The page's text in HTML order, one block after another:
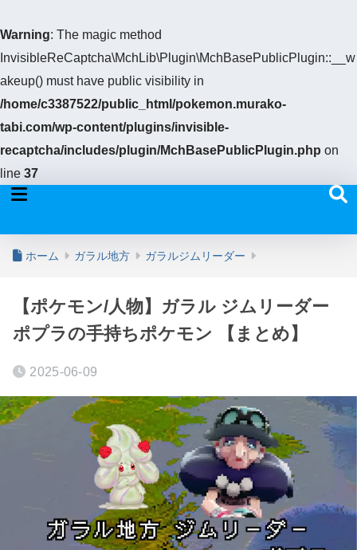
Warning: The magic method
InvisibleReCaptcha\MchLib\Plugin\MchBasePublicPlugin::__w
akeup() must have public visibility in
/home/c3387522/public_html/pokemon.murako-
tabi.com/wp-content/plugins/invisible-
recaptcha/includes/plugin/MchBasePublicPlugin.php on
line 37
ホーム ガラル地方 ガラルジムリーダー
【ポケモン/人物】ガラル ジムリーダー
ポプラの手持ちポケモン 【まとめ】
2025-06-09